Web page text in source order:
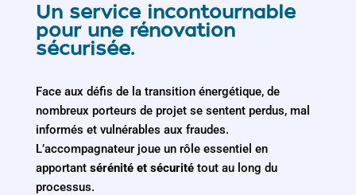
Un service incontournable
pour une rénovation
sécurisée.
Face aux défis de la transition énergétique, de
nombreux porteurs de projet se sentent perdus, mal
informés et vulnérables aux fraudes.
L’accompagnateur joue un rôle essentiel en
apportant sérénité et sécuritétout au long du
processus.